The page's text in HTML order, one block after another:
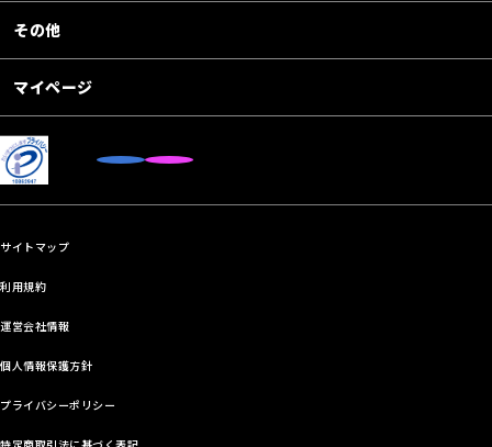
その他
マイページ
サイトマップ
利用規約
運営会社情報
個人情報保護方針
プライバシーポリシー